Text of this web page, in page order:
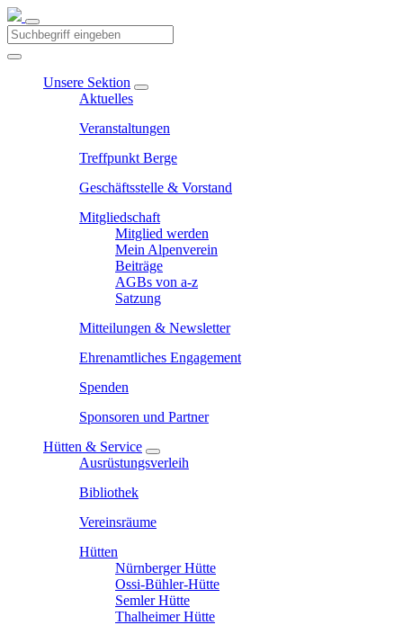
Unsere Sektion
Aktuelles
Veranstaltungen
Treffpunkt Berge
Geschäftsstelle & Vorstand
Mitgliedschaft
Mitglied werden
Mein Alpenverein
Beiträge
AGBs von a-z
Satzung
Mitteilungen & Newsletter
Ehrenamtliches Engagement
Spenden
Sponsoren und Partner
Hütten & Service
Ausrüstungsverleih
Bibliothek
Vereinsräume
Hütten
Nürnberger Hütte
Ossi-Bühler-Hütte
Semler Hütte
Thalheimer Hütte